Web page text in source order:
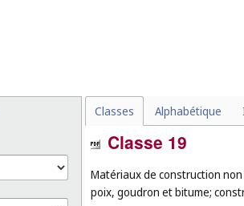
Classes Alphabétique
Classe 19
Matériaux de construction
poix, goudron et bitume;